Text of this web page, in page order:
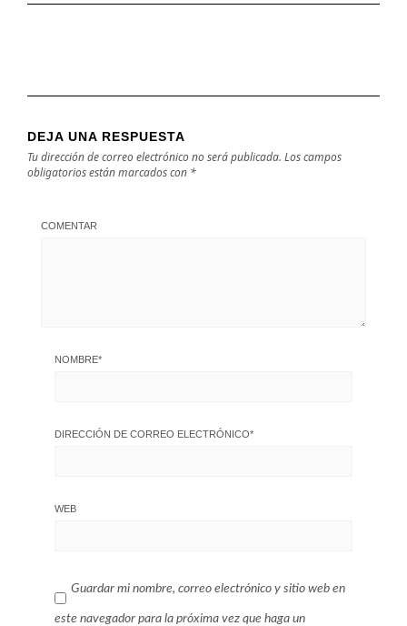
DEJA UNA RESPUESTA
Tu dirección de correo electrónico no será publicada. Los campos
obligatorios están marcados con *
COMENTAR
NOMBRE*
DIRECCIÓN DE CORREO ELECTRÓNICO*
WEB
Guardar mi nombre, correo electrónico y sitio web en
este navegador para la próxima vez que haga un